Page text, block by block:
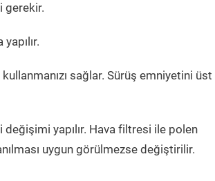
gerekir.
sağlar. Sürüş emniyetini üst
değişimi yapılır. Hava filtresi ile polen
uygun görülmezse değiştirilir.